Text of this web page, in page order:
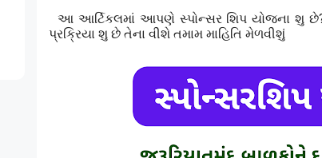
આ આર્ટિકલમાં આપણે સ્પોન્સર શિપ યોજના શુ છે
પ્રક્રિયા શુ છે તેના વીશે તમામ માહિતિ મેળવીશું